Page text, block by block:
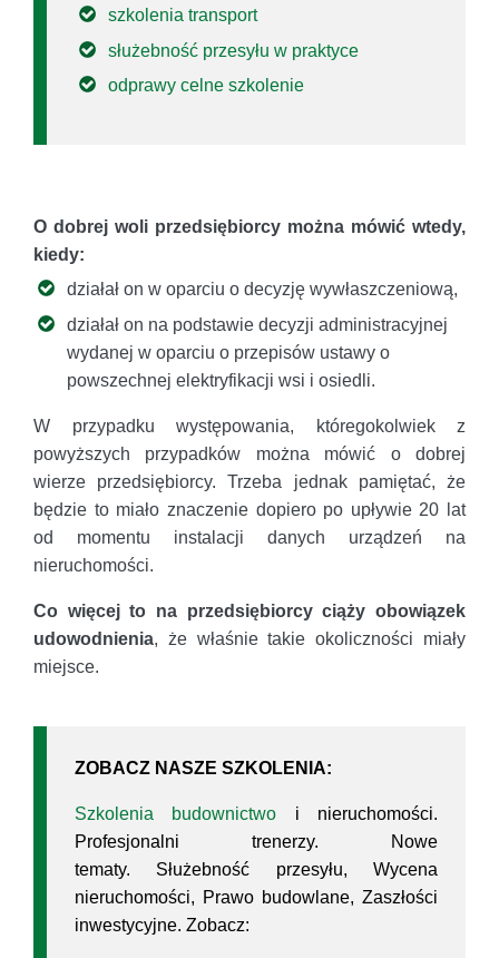
szkolenia transport
służebność przesyłu w praktyce
odprawy celne szkolenie
O dobrej woli przedsiębiorcy można mówić wtedy,
kiedy:
działał on w oparciu o decyzję wywłaszczeniową,
działał on na podstawie decyzji administracyjnej
wydanej w oparciu o przepisów ustawy o
powszechnej elektryfikacji wsi i osiedli.
W przypadku występowania, któregokolwiek z
powyższych przypadków można mówić o dobrej
wierze przedsiębiorcy. Trzeba jednak pamiętać, że
będzie to miało znaczenie dopiero po upływie 20 lat
od momentu instalacji danych urządzeń na
nieruchomości.
Co więcej to na przedsiębiorcy ciąży obowiązek
udowodnienia, że właśnie takie okoliczności miały
miejsce.
ZOBACZ NASZE SZKOLENIA:
Szkolenia budownictwo i nieruchomości.
Profesjonalni trenerzy. Nowe
tematy. Służebność przesyłu, Wycena
nieruchomości, Prawo budowlane, Zaszłości
inwestycyjne. Zobacz: